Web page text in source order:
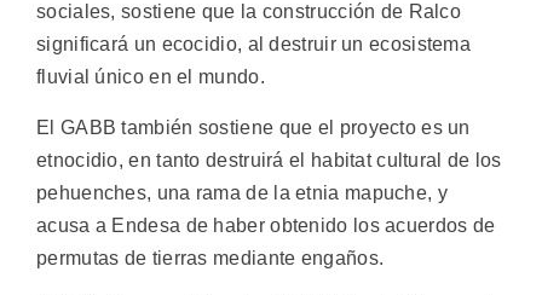
sociales, sostiene que la construcción de Ralco
significará un ecocidio, al destruir un ecosistema
fluvial único en el mundo.
El GABB también sostiene que el proyecto es un
etnocidio, en tanto destruirá el habitat cultural de los
pehuenches, una rama de la etnia mapuche, y
acusa a Endesa de haber obtenido los acuerdos de
permutas de tierras mediante engaños.